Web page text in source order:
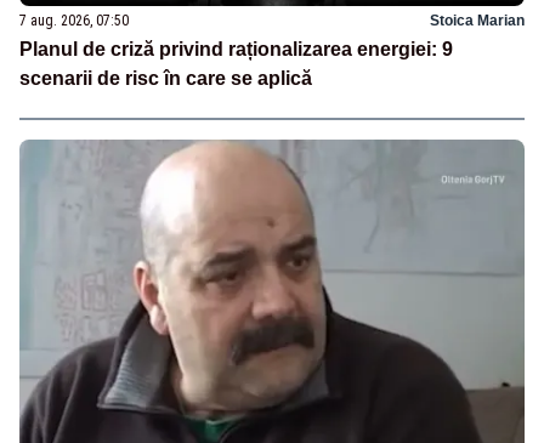
7 aug. 2026, 07:50 Stoica Marian
Planul de criză privind raționalizarea energiei: 9
scenarii de risc în care se aplică